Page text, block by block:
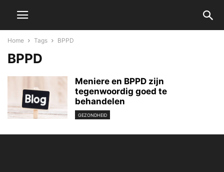
Home Tags BPPD
BPPD
Meniere en BPPD zijn
tegenwoordig goed te
behandelen
GEZONDHEID